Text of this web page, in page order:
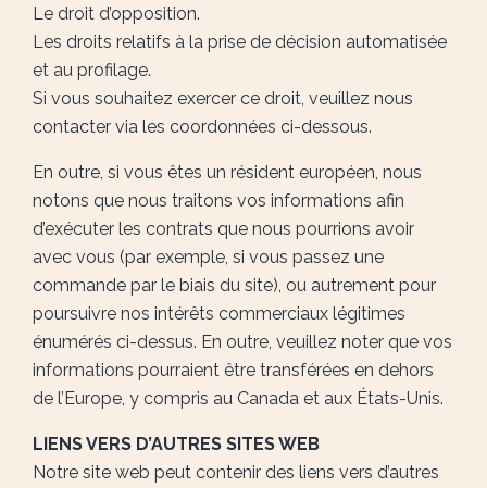
Le droit d’opposition.
Les droits relatifs à la prise de décision automatisée
et au profilage.
Si vous souhaitez exercer ce droit, veuillez nous
contacter via les coordonnées ci-dessous.
En outre, si vous êtes un résident européen, nous
notons que nous traitons vos informations afin
d’exécuter les contrats que nous pourrions avoir
avec vous (par exemple, si vous passez une
commande par le biais du site), ou autrement pour
poursuivre nos intérêts commerciaux légitimes
énumérés ci-dessus. En outre, veuillez noter que vos
informations pourraient être transférées en dehors
de l’Europe, y compris au Canada et aux États-Unis.
LIENS VERS D’AUTRES SITES WEB
Notre site web peut contenir des liens vers d’autres